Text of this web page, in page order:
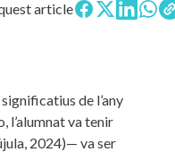
article
de l’any
l’alumnat va tenir
2024)— va ser